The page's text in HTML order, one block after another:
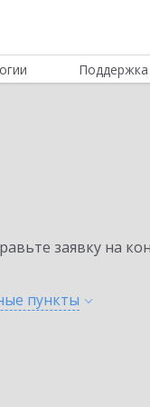
заявку на
пункты